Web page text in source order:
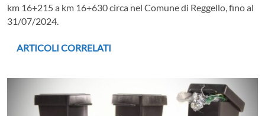
km 16+215 a km 16+630 circa nel Comune di Reggello, fino al
31/07/2024.
ARTICOLI CORRELATI